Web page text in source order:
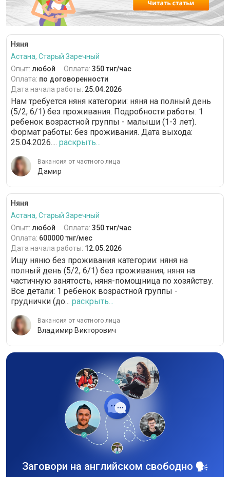
Няня
Астана, Старый Заречный
Опыт: любой Оплата: 350 тнг/час
Оплата: по договоренности
Дата начала работы: 25.04.2026
Нам требуется няня категории: няня на полный день
(5/2, 6/1) без проживания. Подробности работы: 1
ребенок возрастной группы - малыши (1-3 лет).
Формат работы: без проживания. Дата выхода:
25.04.2026.... раскрыть...
Вакансия от частного лица
Дамир
Няня
Астана, Старый Заречный
Опыт: любой Оплата: 350 тнг/час
Оплата: 600000 тнг/мес
Дата начала работы: 12.05.2026
Ищу няню без проживания категории: няня на
полный день (5/2, 6/1) без проживания, няня на
частичную занятость, няня-помощница по хозяйству.
Все детали: 1 ребенок возрастной группы -
груднички (до... раскрыть...
Вакансия от частного лица
Владимир Викторович
Заговори на английском свободно